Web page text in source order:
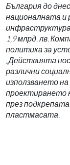
България до
националната и
1,9 млрд. лв.
политика за
„Действията
различни
използването
проектирането
през
пластмасата.